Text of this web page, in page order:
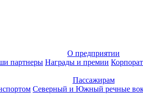
О предприятии
партнеры Награды и премии
Пассажирам
Северный и Южный речные